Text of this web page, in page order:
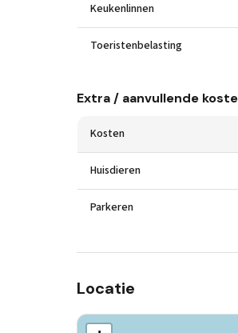
Keukenlinnen
Toeristenbelasting
Extra / aanvullende
Kosten
Huisdieren
Parkeren
Locatie